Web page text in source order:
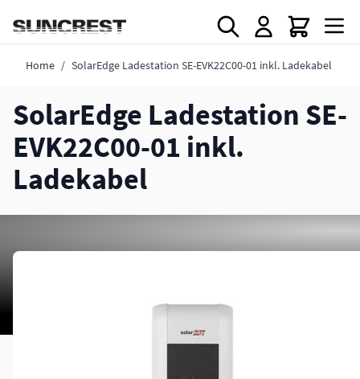
Home / SolarEdge Ladestation SE-EVK22C00-01 inkl. Ladekabel
SolarEdge Ladestation SE-
EVK22C00-01 inkl.
Ladekabel